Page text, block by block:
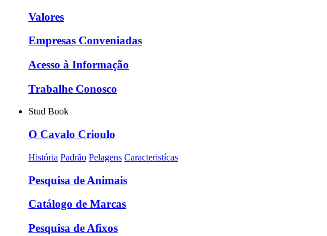
Valores
Empresas Conveniadas
Acesso à Informação
Trabalhe Conosco
Stud Book
O Cavalo Crioulo
História Padrão Pelagens Caracteristícas
Pesquisa de Animais
Catálogo de Marcas
Pesquisa de Afixos